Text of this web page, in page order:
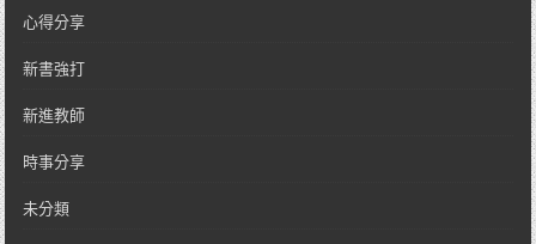
心得分享
新書強打
新進教師
時事分享
未分類